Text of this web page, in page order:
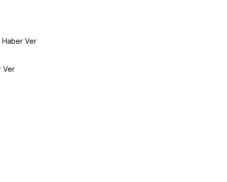
Haber Ver
Ver